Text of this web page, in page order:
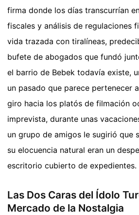
firma donde los días transcurrían
fiscales y análisis de regulaciones
vida trazada con tiralíneas,
bufete de abogados que fundó
el barrio de Bebek todavía existe,
un pasado que parece pertenecer
giro hacia los platós de filmación
imprevista, durante unas
un grupo de amigos le sugirió que
su elocuencia natural eran un
escritorio cubierto de expedientes.
Las Dos Caras del Ídolo
Mercado de la Nostalgia